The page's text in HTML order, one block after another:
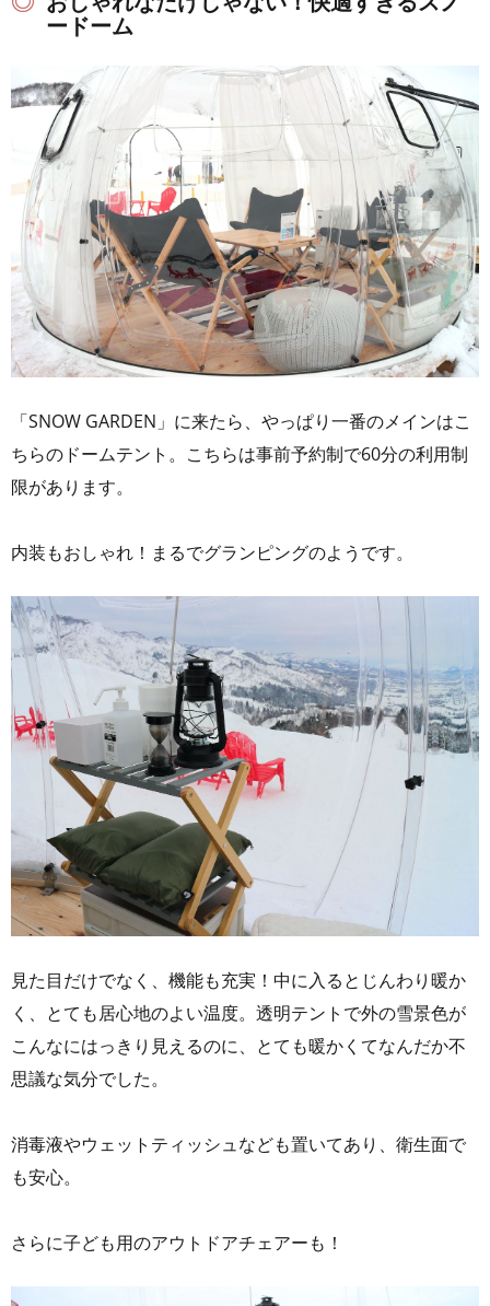
ードーム
「SNOW GARDEN」に来たら、やっぱり一番のメインはこ
ちらのドームテント。こちらは事前予約制で60分の利用制
限があります。
内装もおしゃれ！まるでグランピングのようです。
見た目だけでなく、機能も充実！中に入るとじんわり暖か
く、とても居心地のよい温度。透明テントで外の雪景色が
こんなにはっきり見えるのに、とても暖かくてなんだか不
思議な気分でした。
消毒液やウェットティッシュなども置いてあり、衛生面で
も安心。
さらに子ども用のアウトドアチェアーも！